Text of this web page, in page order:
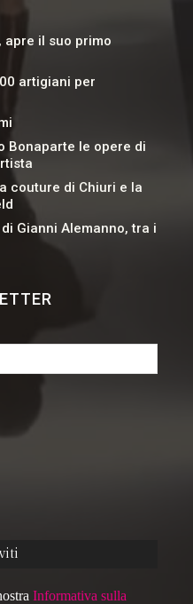
apre il suo primo
artigiani per
Bonaparte le opere di
couture di Chiuri e la
Gianni Alemanno, tra i
Informativa sulla